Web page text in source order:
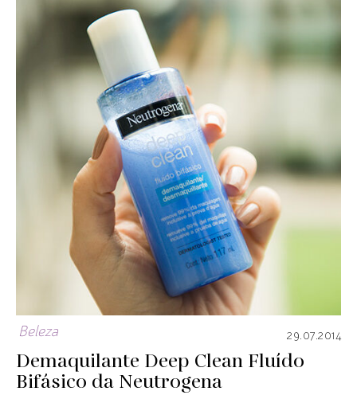
Beleza 29.07.2014
Demaquilante Deep Clean Fluído
Bifásico da Neutrogena